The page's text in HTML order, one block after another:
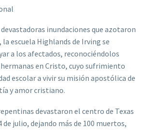
inundaciones que azotaron
la escuela Highlands de Irving se
a los afectados, reconociéndolos
en Cristo, cuyo sufrimiento
escolar a vivir su misión apostólica de
y amor cristiano.
devastaron el centro de Texas
de julio, dejando más de 100 muertos,